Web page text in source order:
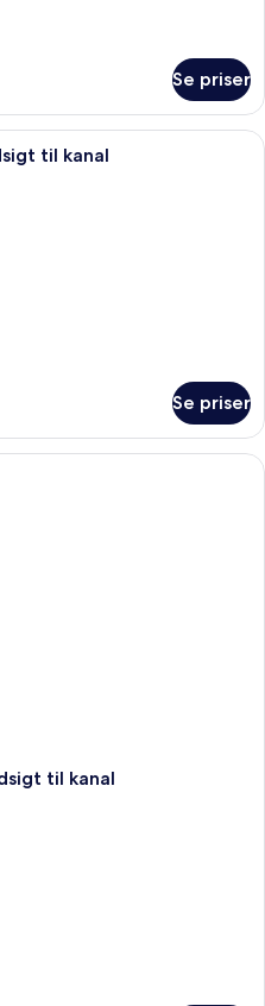
Se priser
Et moderne hotelværelse med en
til kanal
Se priser
til kanal